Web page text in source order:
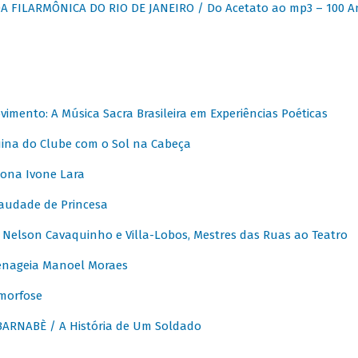
FILARMÔNICA DO RIO DE JANEIRO / Do Acetato ao mp3 – 100
A Música Sacra Brasileira em Experiências Poéticas
do Clube com o Sol na Cabeça
Ivone Lara
de Princesa
/ Nelson Cavaquinho e Villa-Lobos, Mestres das Ruas ao Teatro
Manoel Moraes
BARNABÈ / A História de Um Soldado